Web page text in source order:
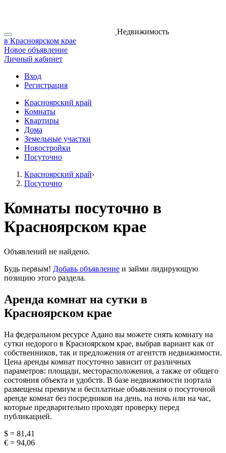
Недвижимость
в Красноярском крае
Новое объявление
Личный кабинет
Вход
Регистрация
Красноярский край
Комнаты
Квартиры
Дома
Земельные участки
Новостройки
Посуточно
Красноярский край›
Посуточно
Комнаты посуточно в
Красноярском крае
Объявлений не найдено.
Будь первым! Добавь объявление и займи лидирующую
позицию этого раздела.
Аренда комнат на сутки в
Красноярском крае
На федеральном ресурсе Адано вы можете снять комнату на
сутки недорого в Красноярском крае, выбрав вариант как от
собственников, так и предложения от агентств недвижимости.
Цена аренды комнат посуточно зависит от различных
параметров: площади, месторасположения, а также от общего
состояния объекта и удобств. В базе недвижимости портала
размещены премиум и бесплатные объявления о посуточной
аренде комнат без посредников на день, на ночь или на час,
которые предварительно проходят проверку перед
публикацией.
$ = 81,41
€ = 94,06